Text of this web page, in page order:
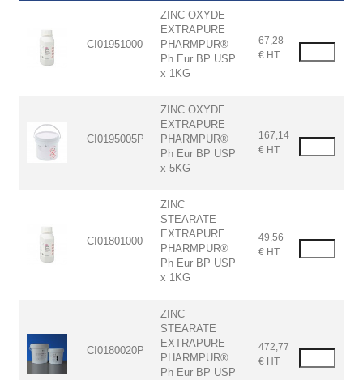
CI01951000
ZINC OXYDE
EXTRAPURE
PHARMPUR®
Ph Eur BP USP
x 1KG
67,28
€ HT
CI0195005P
ZINC OXYDE
EXTRAPURE
PHARMPUR®
Ph Eur BP USP
x 5KG
167,14
€ HT
CI01801000
ZINC
STEARATE
EXTRAPURE
PHARMPUR®
Ph Eur BP USP
x 1KG
49,56
€ HT
CI0180020P
ZINC
STEARATE
EXTRAPURE
PHARMPUR®
Ph Eur BP USP
472,77
€ HT